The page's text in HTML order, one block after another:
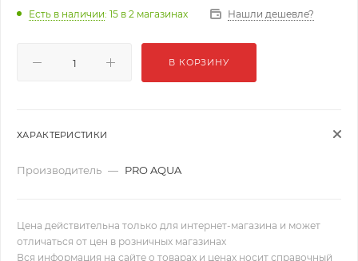
Есть в наличии: 15 в 2 магазинах Нашли дешевле?
В КОРЗИНУ
ХАРАКТЕРИСТИКИ
Производитель — PRO AQUA
Цена действительна только для интернет-магазина и может
отличаться от цен в розничных магазинах
Вся информация на сайте о товарах и ценах носит справочный